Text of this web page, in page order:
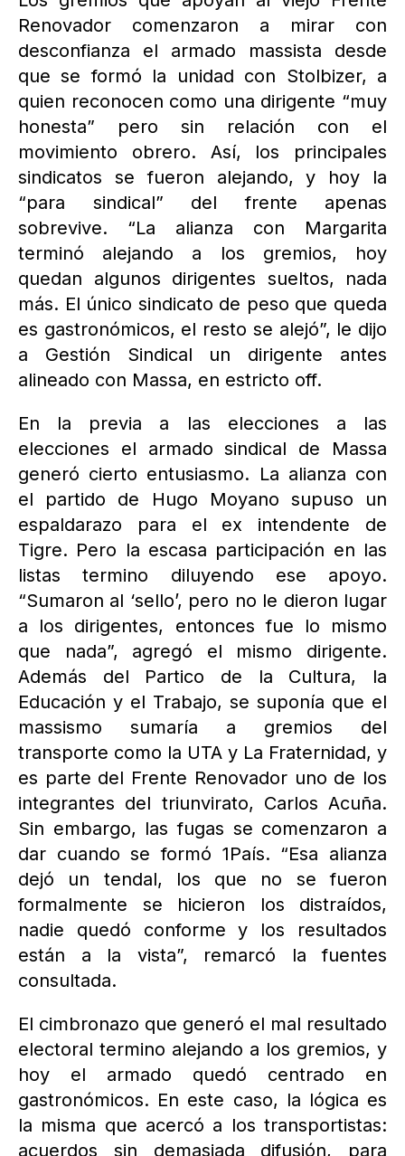
Renovador comenzaron a mirar con
desconfianza el armado massista desde
que se formó la unidad con Stolbizer, a
quien reconocen como una dirigente “muy
honesta” pero sin relación con el
movimiento obrero. Así, los principales
sindicatos se fueron alejando, y hoy la
“para sindical” del frente apenas
sobrevive. “La alianza con Margarita
terminó alejando a los gremios, hoy
quedan algunos dirigentes sueltos, nada
más. El único sindicato de peso que queda
es gastronómicos, el resto se alejó”, le dijo
a Gestión Sindical un dirigente antes
alineado con Massa, en estricto off.
En la previa a las elecciones a las
elecciones el armado sindical de Massa
generó cierto entusiasmo. La alianza con
el partido de Hugo Moyano supuso un
espaldarazo para el ex intendente de
Tigre. Pero la escasa participación en las
listas termino diluyendo ese apoyo.
“Sumaron al ‘sello’, pero no le dieron lugar
a los dirigentes, entonces fue lo mismo
que nada”, agregó el mismo dirigente.
Además del Partico de la Cultura, la
Educación y el Trabajo, se suponía que el
massismo sumaría a gremios del
transporte como la UTA y La Fraternidad, y
es parte del Frente Renovador uno de los
integrantes del triunvirato, Carlos Acuña.
Sin embargo, las fugas se comenzaron a
dar cuando se formó 1País. “Esa alianza
dejó un tendal, los que no se fueron
formalmente se hicieron los distraídos,
nadie quedó conforme y los resultados
están a la vista”, remarcó la fuentes
consultada.
El cimbronazo que generó el mal resultado
electoral termino alejando a los gremios, y
hoy el armado quedó centrado en
gastronómicos. En este caso, la lógica es
la misma que acercó a los transportistas:
acuerdos sin demasiada difusión, para